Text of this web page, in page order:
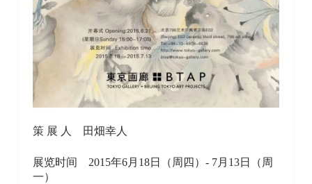
策 展 人 田畑幸人
展览时间 2015年6月18日（周四）- 7月13日（周
一）